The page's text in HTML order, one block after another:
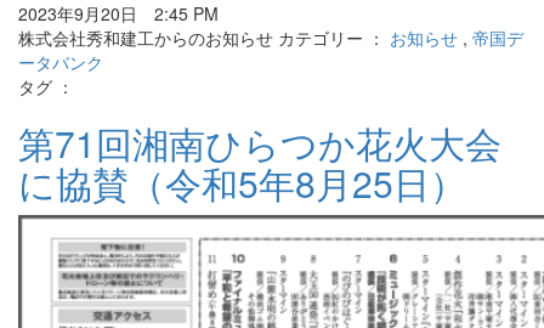
2023年9月20日 2:45 PM
株式会社秀和建工からのお知らせ カテゴリー ： お知らせ , 帝国デ
ータバンク
タグ ：
第71回湘南ひらつか花火大会
に協賛（令和5年8月25日）